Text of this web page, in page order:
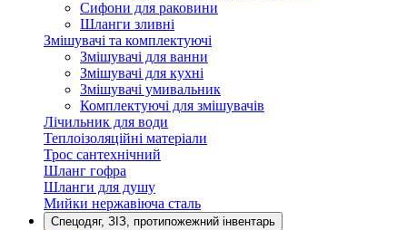
Сифони для раковини
Шланги зливні
Змішувачі та комплектуючі
Змішувачі для ванни
Змішувачі для кухні
Змішувачі умивальник
Комплектуючі для змішувачів
Лічильник для води
Теплоізоляційні матеріали
Трос сантехнічний
Шланг гофра
Шланги для душу
Мийки нержавіюча сталь
Спецодяг, ЗІЗ, протипожежний інвентарь